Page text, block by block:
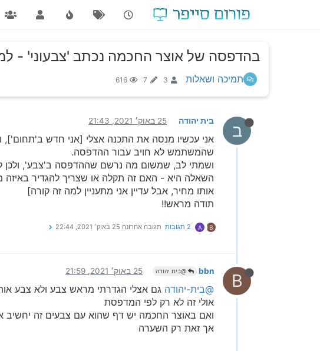
בהדפסה של אוצר החכמה נכתב 'צבעוני' -
תמיכה ושאלות 3
7
616
ב בית יהודה 25 באוק׳ 2021, 21:43
אני עכשיו מנסה את התכנה אצלי [אני חדש
שהמשתמש לא חויב עבור ההדפסה.
ושמתי לב, שמשום מה נרשם שההדפסה ב'צבע', ולכן
השאלה היא - האם זה תקלה או שצריך להגדיר
אותו מחיר, אבל עדיין אני מתעניין למה זה קורה]
תודה מראש!!
B
A 2 תגובות תגובה אחרונה 25 באוק׳ 2021, 22:44
B
bbn @בית יהודה 25 באוק׳ 2021, 21:59
@בית-יהודה גם אצלי הגדרתי מראש צבע ולא צבע
אולי זה לא רק לפי המדפסת
ואם באוצר החכמה יש דף שהוא עם צבעים זה יחשיב
אך זאת רק השערה